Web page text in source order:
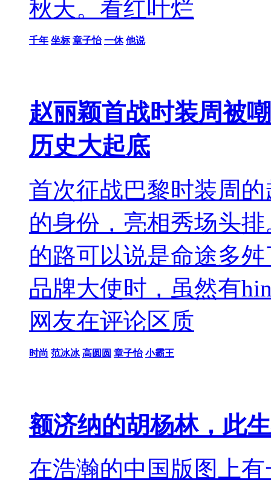
秋天。看红叶烂
千年 坐标 章子怡 一休 他说
赵丽颖首战时装周被
历史大起底
首次征战巴黎时装周
的身份，亮相秀场头
的路可以说是命途多
品牌大使时，虽然有
网友在评论区质
时尚 范冰冰 高圆圆 章子怡 小霸王
额济纳的胡杨林，此
在浩瀚的中国版图上